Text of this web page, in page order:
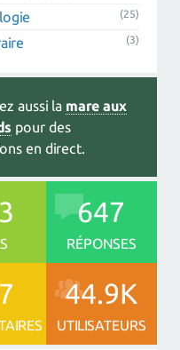
(25)
(3)
aussi la mare aux
pour des
en direct.
647
RÉPONSES
44.9K
UTILISATEURS